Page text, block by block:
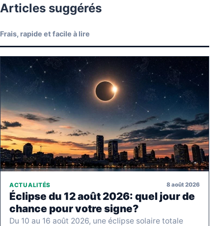
Articles suggérés
Frais, rapide et facile à lire
ACTUALITÉS 8 août 2026
Éclipse du 12 août 2026: quel jour de
chance pour votre signe?
Du 10 au 16 août 2026, une éclipse solaire totale